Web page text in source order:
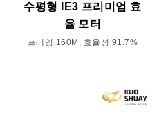
수평형 IE3 프리미엄 효
율 모터
프레임 160M, 효율성 91.7%